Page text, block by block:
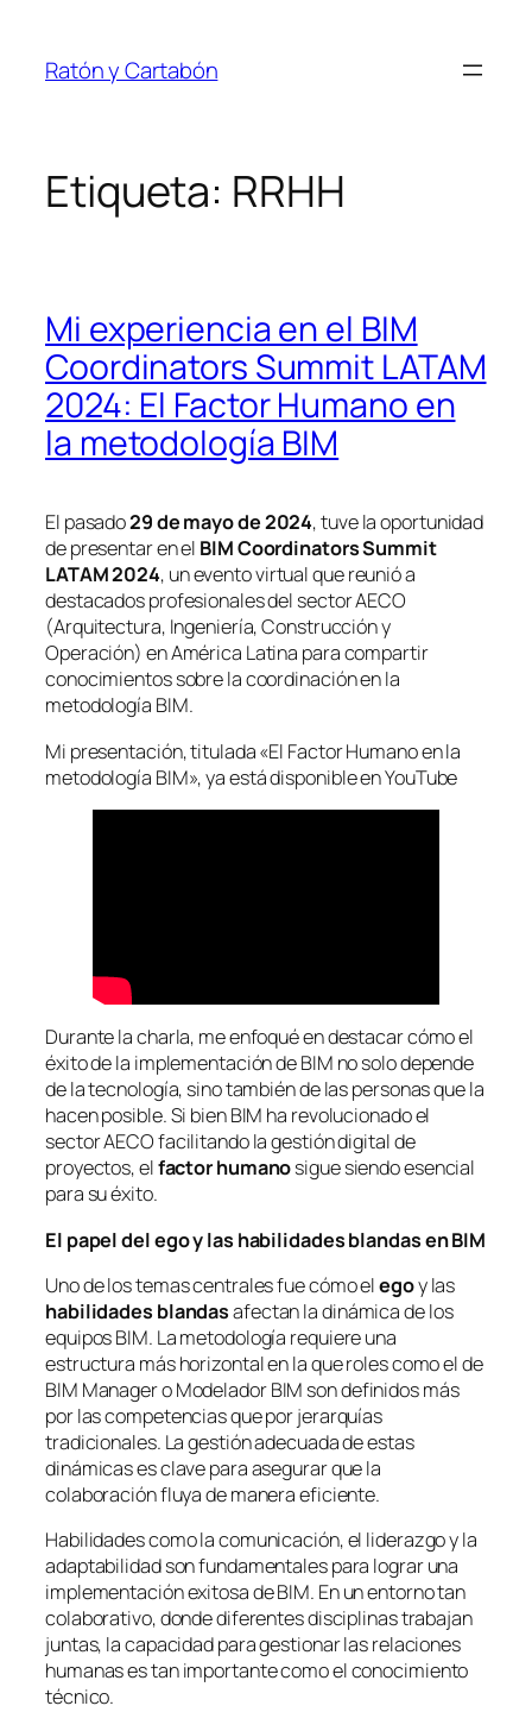
contenido
Ratón y Cartabón
Etiqueta: RRHH
Mi experiencia en el BIM
Coordinators Summit LATAM
2024: El Factor Humano en
la metodología BIM
El pasado29 de mayo de 2024, tuve la oportunidad
de presentar en el BIM Coordinators Summit
LATAM 2024, un evento virtual que reunió a
destacados profesionales del sector AECO
(Arquitectura, Ingeniería, Construcción y
Operación) en América Latina para compartir
conocimientos sobre la coordinación en la
metodología BIM.
Mi presentación, titulada«El Factor Humano en la
metodología BIM», ya está disponible en YouTube
Durante la charla, me enfoqué en destacar cómo el
éxito de la implementación de BIM no solo depende
de la tecnología, sino también de las personas que la
hacen posible. Si bien BIM ha revolucionado el
sector AECO facilitando la gestión digital de
proyectos, elfactor humanosigue siendo esencial
para su éxito.
El papel del ego y las habilidades blandas en BIM
Uno de los temas centrales fue cómo elegoy las
habilidades blandasafectan la dinámica de los
equipos BIM. La metodología requiere una
estructura más horizontal en la que roles como el de
BIM ManageroModelador BIM son definidos más
por las competencias que por jerarquías
tradicionales. La gestión adecuada de estas
dinámicas es clave para asegurar que la
colaboración fluya de manera eficiente.
Habilidades como la comunicación, el liderazgo y la
adaptabilidad son fundamentales para lograr una
implementación exitosa de BIM. En un entorno tan
colaborativo, donde diferentes disciplinas trabajan
juntas, la capacidad para gestionar las relaciones
humanas es tan importante como el conocimiento
técnico.